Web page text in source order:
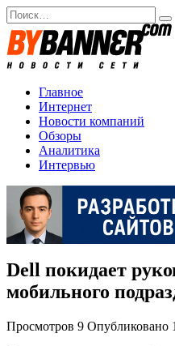
Перейти
к
содержанию
Search
for:
Главное
Интернет
Новости компаний
Обзоры
Аналитика
Интервью
Dell покидает
мобильного
Просмотров 9 Опубликовано